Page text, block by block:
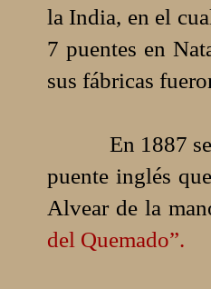
la India, en el
7 puentes en
sus fábricas
En 1887 se
puente inglés
Alvear de la
del Quemado”.